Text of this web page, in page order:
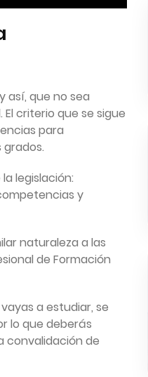
así, que no sea
criterio que se sigue
para
legislación:
y
naturaleza a las
de Formación
a estudiar, se
lo que deberás
convalidación de